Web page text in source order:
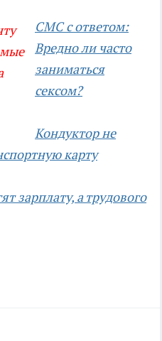
СМС с ответом:
Вредно ли часто
заниматься
сексом?
Кондуктор не
карту
зарплату, а трудового